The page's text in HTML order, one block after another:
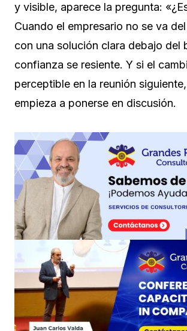
y visible, aparece la pregunta:
Cuando el empresario no se va
con una solución clara debajo del
confianza se resiente. Y si el
perceptible en la reunión
empieza a ponerse en discusión.